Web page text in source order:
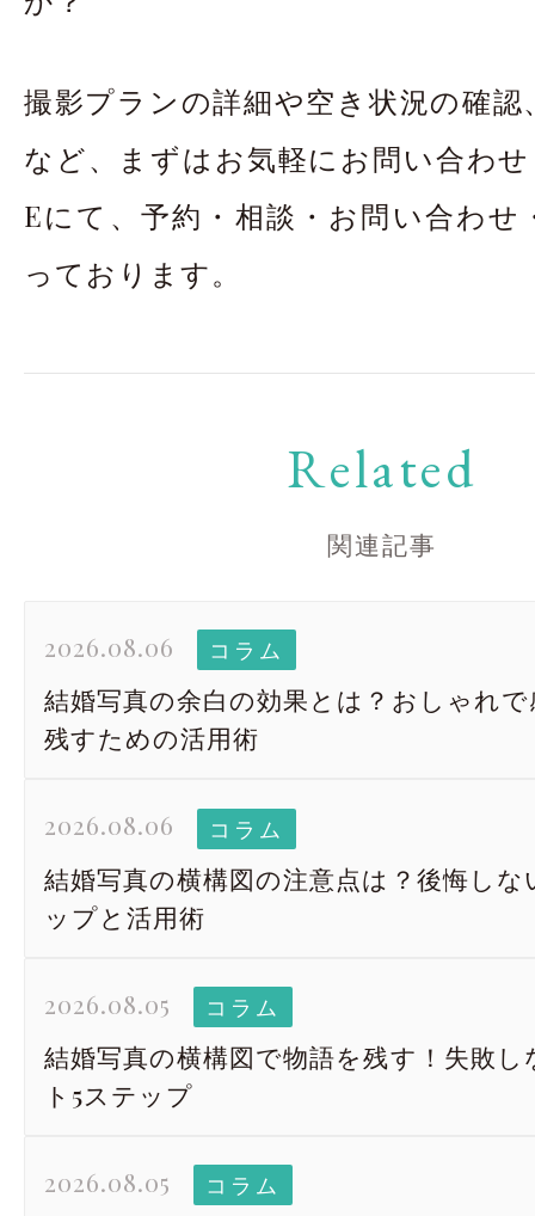
撮影プランの詳細や空き状況の確認
など、まずはお気軽にお問い合わ
Eにて、予約・相談・お問い合わせ
っております。
Related
関連記事
2026.08.06 コラム
結婚写真の余白の効果とは？おしゃれで
残すための活用術
2026.08.06 コラム
結婚写真の横構図の注意点は？後悔し
ップと活用術
2026.08.05 コラム
結婚写真の横構図で物語を残す！失敗
ト5ステップ
2026.08.05 コラム